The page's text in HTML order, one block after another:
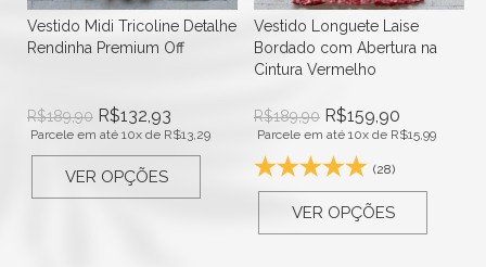
Vestido Midi Tricoline Detalhe
Rendinha Premium Off
R$189,90 R$132,93
Parcele em até 10x de R$13,29
VER OPÇÕES
Vestido Longuete Laise
Bordado com Abertura na
Cintura Vermelho
R$189,90 R$159,90
Parcele em até 10x de R$15,99
(28)
VER OPÇÕES